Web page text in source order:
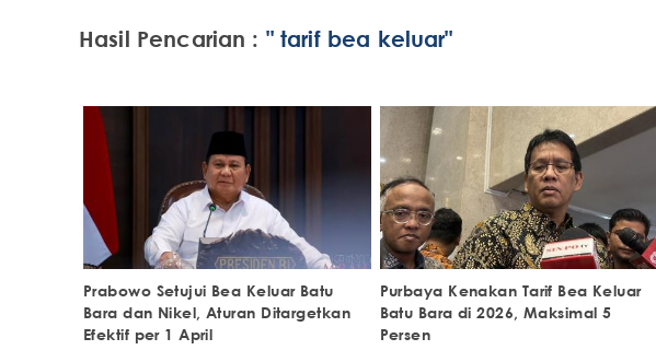
Hasil Pencarian : " tarif bea keluar"
Prabowo Setujui Bea Keluar Batu
Bara dan Nikel, Aturan Ditargetkan
Efektif per 1 April
Purbaya Kenakan Tarif Bea Keluar
Batu Bara di 2026, Maksimal 5
Persen